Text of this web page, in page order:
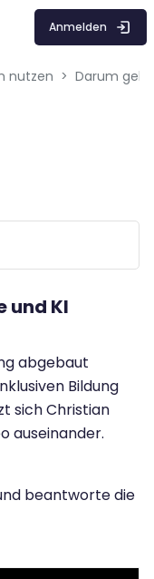
Anmelden
nutzen Darum
und KI
abgebaut
Bildung
sich Christian
auseinander.
beantworte die